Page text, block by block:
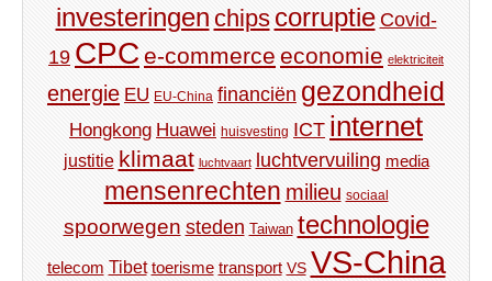
investeringen chips corruptie Covid-
19 CPC e-commerce economie elektriciteit
energie EU EU-China financiën gezondheid
Hongkong Huawei huisvesting ICT internet
justitie klimaat luchtvaart luchtvervuiling media
mensenrechten milieu sociaal
spoorwegen steden Taiwan technologie
telecom Tibet toerisme transport VS VS-China